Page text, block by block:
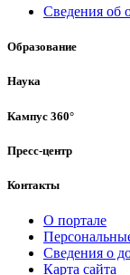
Сведения об
Образование
Наука
Кампус 360°
Пресс-центр
Контакты
О портале
Сведения о
Карта сайта